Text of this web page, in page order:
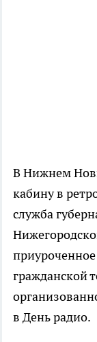
В Нижнем
кабину в
служба
гражданской
в День радио.